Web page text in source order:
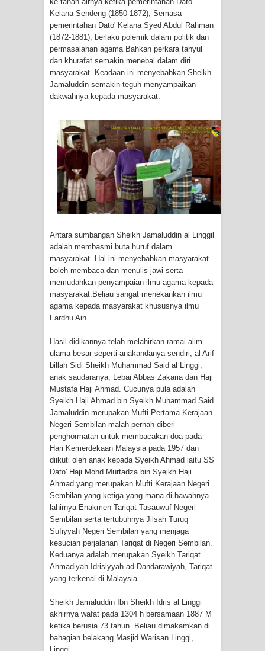
Kelana Sendeng (1850-1872), Semasa
pemerintahan Dato' Kelana Syed Abdul Rahman
(1872-1881), berlaku polemik dalam politik dan
permasalahan agama Bahkan perkara tahyul
dan khurafat semakin menebal dalam diri
masyarakat. Keadaan ini menyebabkan Sheikh
Jamaluddin semakin teguh menyampaikan
dakwahnya kepada masyarakat.
Antara sumbangan Sheikh Jamaluddin al Linggil
adalah membasmi buta huruf dalam
masyarakat. Hal ini menyebabkan masyarakat
boleh membaca dan menulis jawi serta
memudahkan penyampaian ilmu agama kepada
masyarakat.Beliau sangat menekankan ilmu
agama kepada masyarakat khususnya ilmu
Fardhu Ain.
Hasil didikannya telah melahirkan ramai alim
ulama besar seperti anakandanya sendiri, al Arif
billah Sidi Sheikh Muhammad Said al Linggi,
anak saudaranya, Lebai Abbas Zakaria dan Haji
Mustafa Haji Ahmad. Cucunya pula adalah
Syeikh Haji Ahmad bin Syeikh Muhammad Said
Jamaluddin merupakan Mufti Pertama Kerajaan
Negeri Sembilan malah pernah diberi
penghormatan untuk membacakan doa pada
Hari Kemerdekaan Malaysia pada 1957 dan
diikuti oleh anak kepada Syeikh Ahmad iaitu SS
Dato' Haji Mohd Murtadza bin Syeikh Haji
Ahmad yang merupakan Mufti Kerajaan Negeri
Sembilan yang ketiga yang mana di bawahnya
lahirnya Enakmen Tariqat Tasauwuf Negeri
Sembilan serta tertubuhnya Jilsah Turuq
Sufiyyah Negeri Sembilan yang menjaga
kesucian perjalanan Tariqat di Negeri Sembilan.
Keduanya adalah merupakan Syeikh Tariqat
Ahmadiyah Idrisiyyah ad-Dandarawiyah, Tariqat
yang terkenal di Malaysia.
Sheikh Jamaluddin Ibn Sheikh Idris al Linggi
akhirnya wafat pada 1304 h bersamaan 1887 M
ketika berusia 73 tahun. Beliau dimakamkan di
bahagian belakang Masjid Warisan Linggi,